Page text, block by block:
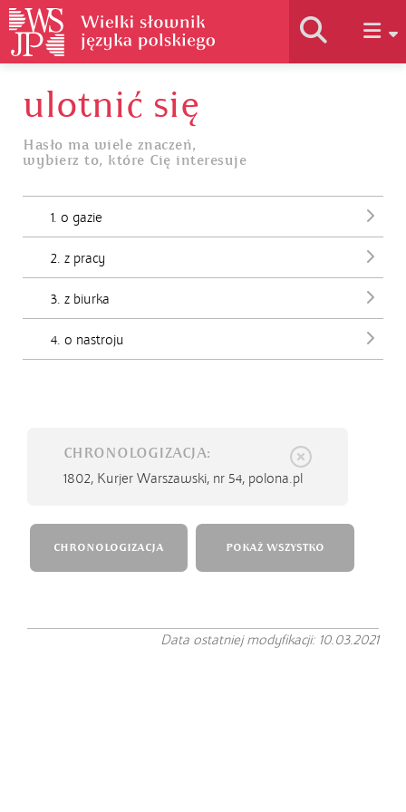
Historia słownika
Jak korzystać
ulotnić się
Hasło ma wiele znaczeń,
wybierz to, które Cię interesuje
1. o gazie
2. z pracy
3. z biurka
4. o nastroju
CHRONOLOGIZACJA:
1802, Kurjer Warszawski, nr 54, polona.pl
CHRONOLOGIZACJA POKAŻ WSZYSTKO
Data ostatniej modyfikacji: 10.03.2021